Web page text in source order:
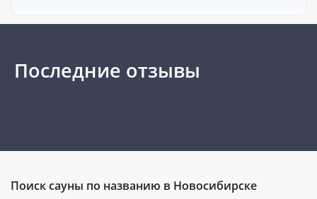
Последние отзывы
Поиск сауны по названию в Новосибирске